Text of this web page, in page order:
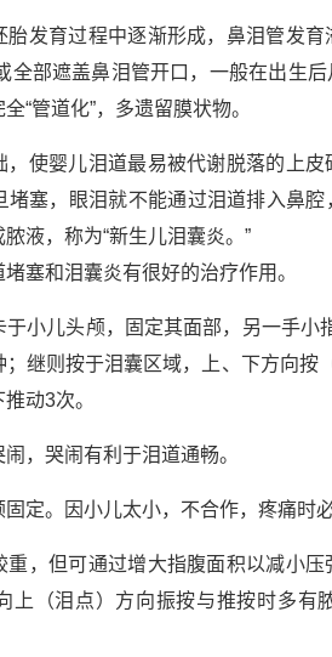
胎发育过程中逐渐形成，鼻泪管发
全部遮盖鼻泪管开口，一般在出生
“管道化”，多遗留膜状物。
，使婴儿泪道最易被代谢脱落的上
堵塞，眼泪就不能通过泪道排入鼻
液，称为“新生儿泪囊炎。”
和泪囊炎有很好的治疗作用。
小儿头颅，固定其面部，另一手小
继则按于泪囊区域，上、下方向按
动3次。
，哭闹有利于泪道通畅。
定。因小儿太小，不合作，疼痛时
重，但可通过增大指腹面积以减小压
上（泪点）方向振按与推按时多有